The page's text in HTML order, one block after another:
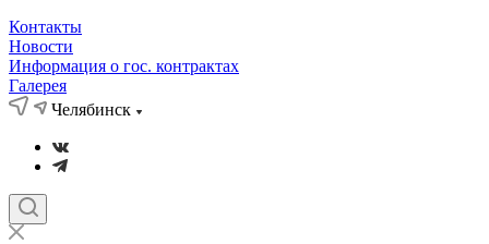
Контакты
Новости
Информация о гос. контрактах
Галерея
Челябинск